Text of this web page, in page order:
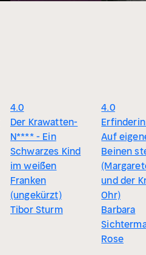
4.0
Der Krawatten-
N**** - Ein
Schwarzes Kind
im weißen
Franken
(ungekürzt)
Tibor Sturm
4.0
Auf
Beinen
und der
Ohr)
Barbara
Rose